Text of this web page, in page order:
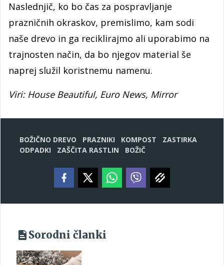
Naslednjič, ko bo čas za pospravljanje
prazničnih okraskov, premislimo, kam sodi
naše drevo in ga reciklirajmo ali uporabimo na
trajnosten način, da bo njegov material še
naprej služil koristnemu namenu.
Viri: House Beautiful, Euro News, Mirror
BOŽIČNO DREVO PRAZNIKI KOMPOST
ZASTIRKA
ODPADKI
ZAŠČITA RASTLIN BOŽIČ
Sorodni članki